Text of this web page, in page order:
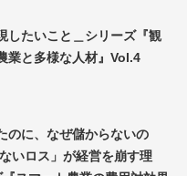
したいこと＿シリーズ『観
業と多様な人材』Vol.4
のに、なぜ儲からないの
いロス」が経営を崩す理